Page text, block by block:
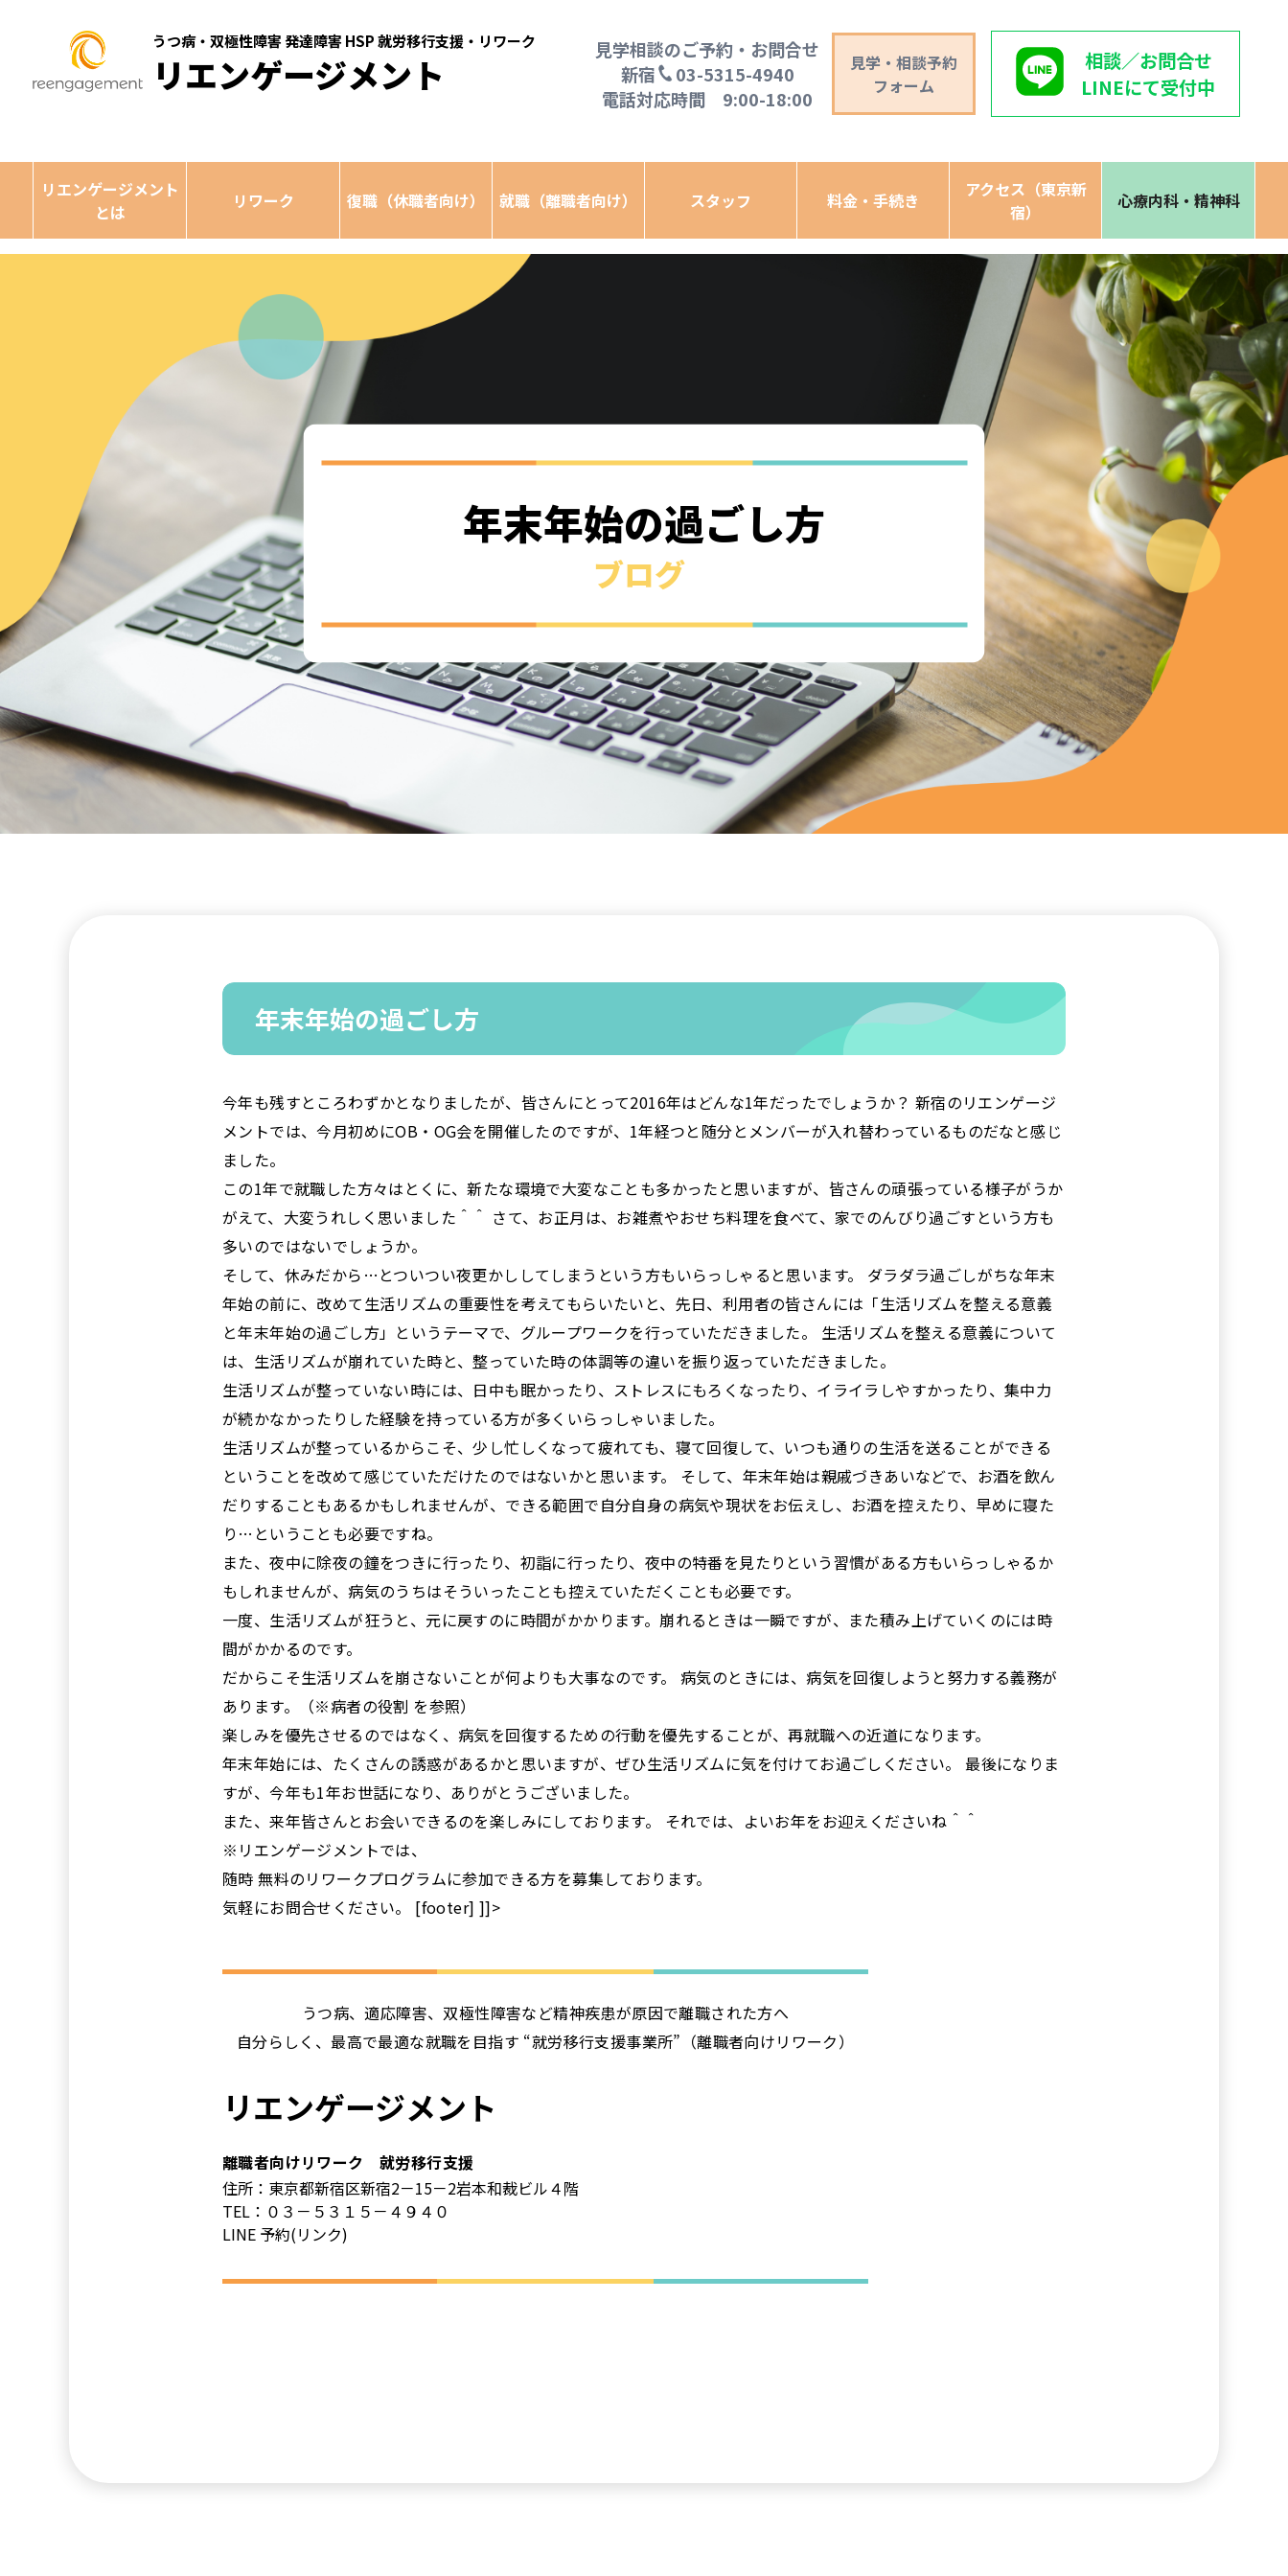
うつ病・双極性障害 発達障害 HSP 就労移行支援・リワーク
リエンゲージメント
見学相談のご予約・お問合せ
新宿
03-5315-4940
電話対応時間 9:00-18:00
見学・相談予約
フォーム
相談／お問合せ
LINEにて受付中
リエンゲージメント
とは
リワーク 復職（休職者向け） 就職（離職者向け） スタッフ 料金・手続き
アクセス（東京新
宿）
心療内科・精神科
年末年始の過ごし方
ブログ
年末年始の過ごし方
今年も残すところわずかとなりましたが、皆さんにとって2016年はどんな1年だったでしょうか？ 新宿のリエンゲージ
メントでは、今月初めにOB・OG会を開催したのですが、1年経つと随分とメンバーが入れ替わっているものだなと感じ
ました。
この1年で就職した方々はとくに、新たな環境で大変なことも多かったと思いますが、皆さんの頑張っている様子がうか
がえて、大変うれしく思いました＾＾ さて、お正月は、お雑煮やおせち料理を食べて、家でのんびり過ごすという方も
多いのではないでしょうか。
そして、休みだから…とついつい夜更かししてしまうという方もいらっしゃると思います。 ダラダラ過ごしがちな年末
年始の前に、改めて生活リズムの重要性を考えてもらいたいと、先日、利用者の皆さんには「生活リズムを整える意義
と年末年始の過ごし方」というテーマで、グループワークを行っていただきました。 生活リズムを整える意義について
は、生活リズムが崩れていた時と、整っていた時の体調等の違いを振り返っていただきました。
生活リズムが整っていない時には、日中も眠かったり、ストレスにもろくなったり、イライラしやすかったり、集中力
が続かなかったりした経験を持っている方が多くいらっしゃいました。
生活リズムが整っているからこそ、少し忙しくなって疲れても、寝て回復して、いつも通りの生活を送ることができる
ということを改めて感じていただけたのではないかと思います。 そして、年末年始は親戚づきあいなどで、お酒を飲ん
だりすることもあるかもしれませんが、できる範囲で自分自身の病気や現状をお伝えし、お酒を控えたり、早めに寝た
り…ということも必要ですね。
また、夜中に除夜の鐘をつきに行ったり、初詣に行ったり、夜中の特番を見たりという習慣がある方もいらっしゃるか
もしれませんが、病気のうちはそういったことも控えていただくことも必要です。
一度、生活リズムが狂うと、元に戻すのに時間がかかります。崩れるときは一瞬ですが、また積み上げていくのには時
間がかかるのです。
だからこそ生活リズムを崩さないことが何よりも大事なのです。 病気のときには、病気を回復しようと努力する義務が
あります。（※病者の役割 を参照）
楽しみを優先させるのではなく、病気を回復するための行動を優先することが、再就職への近道になります。
年末年始には、たくさんの誘惑があるかと思いますが、ぜひ生活リズムに気を付けてお過ごしください。 最後になりま
すが、今年も1年お世話になり、ありがとうございました。
また、来年皆さんとお会いできるのを楽しみにしております。 それでは、よいお年をお迎えくださいね＾＾
※リエンゲージメントでは、
随時 無料のリワークプログラムに参加できる方を募集しております。
気軽にお問合せください。 [footer] ]]>
うつ病、適応障害、双極性障害など精神疾患が原因で離職された方へ
自分らしく、最高で最適な就職を目指す “就労移行支援事業所”（離職者向けリワーク）
リエンゲージメント
離職者向けリワーク 就労移行支援
住所：東京都新宿区新宿2－15－2岩本和裁ビル４階
TEL：０３－５３１５－４９４０
LINE 予約(リンク)